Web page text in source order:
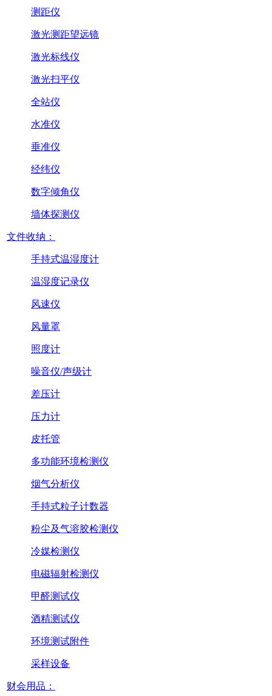
测距仪
激光测距望远镜
激光标线仪
激光扫平仪
全站仪
水准仪
垂准仪
经纬仪
数字倾角仪
墙体探测仪
文件收纳：
手持式温湿度计
温湿度记录仪
风速仪
风量罩
照度计
噪音仪/声级计
差压计
压力计
皮托管
多功能环境检测仪
烟气分析仪
手持式粒子计数器
粉尘及气溶胶检测仪
冷媒检测仪
电磁辐射检测仪
甲醛测试仪
酒精测试仪
环境测试附件
采样设备
财会用品：